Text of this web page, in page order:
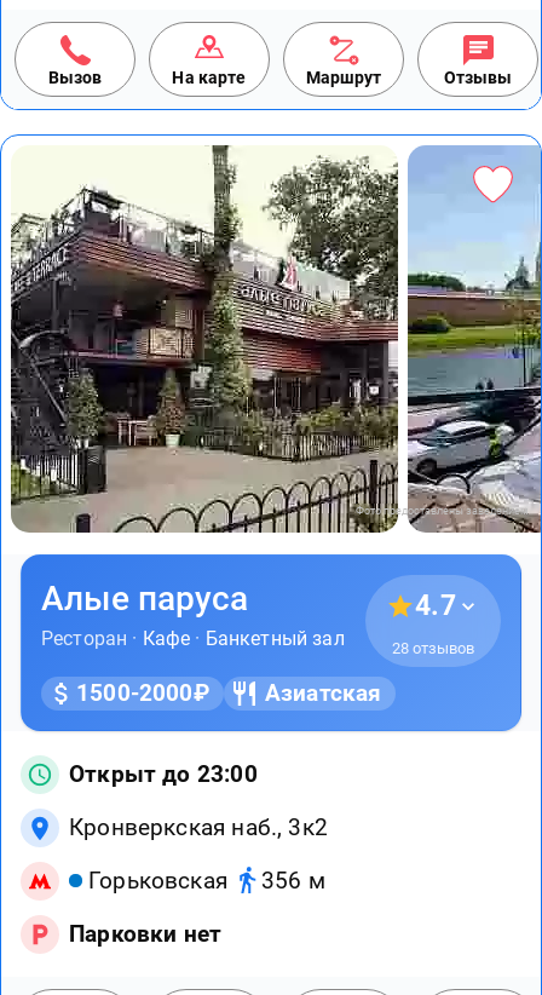
Вызов На карте Маршрут Отзывы
Фото предоставлены заведением
Алые паруса
Ресторан · Кафе · Банкетный зал
4.7
28 отзывов
1500-2000₽ Азиатская
Открыт до 23:00
Кронверкская наб., 3к2
Горьковская
356 м
Парковки нет